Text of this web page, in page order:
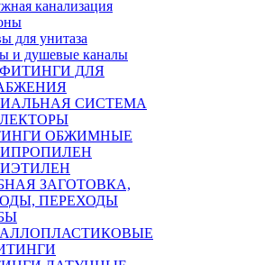
канализация
для унитаза
и душевые каналы
ДЛЯ
СИСТЕМА
ОБЖИМНЫЕ
ЗАГОТОВКА,
ПЕРЕХОДЫ